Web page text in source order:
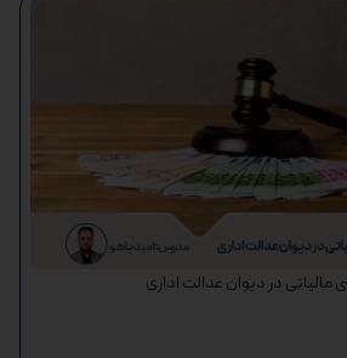
در دیوان عدالت اداری